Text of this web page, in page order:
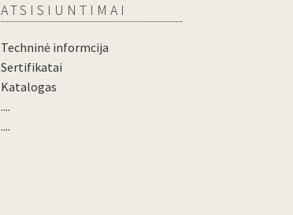
ATSISIUNTIMAI
Techninė informcija
Sertifikatai
Katalogas
....
....